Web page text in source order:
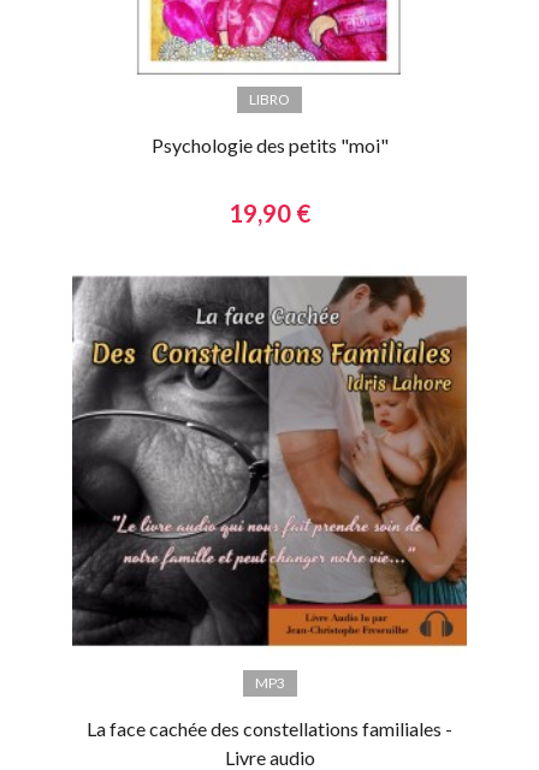
LIBRO
Psychologie des petits "moi"
19,90 €
MP3
La face cachée des constellations familiales -
Livre audio